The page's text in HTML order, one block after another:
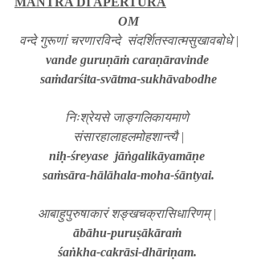
OM
वन्दे गुरूणां चरणारविन्दे
संदर्शितस्वात्मसुखावबोधे |
vande guruṇāṁ caraṇāravinde
saṁdarśita-svātma-sukhāvabodhe
निःश्रेयसे जाङ्गलिकायमाणे
संसारहालाहलमोहशान्त्यै |
niḥ-śreyase  jāṅgalikāyamāṇe
saṁsāra-hālāhala-moha-śāntyai.
आबाहुपुरुषाकारं शङ्खचक्रासिधारिणम् |
ābāhu-puruṣākāraṁ
śaṅkha-cakrāsi-dhāriṇam.